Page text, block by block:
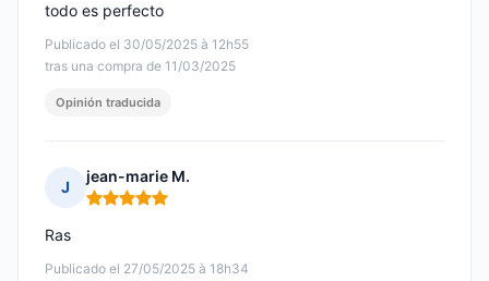
Publicado el 30/05/2025 à 12h55
tras una compra de 11/03/2025
todo es perfecto
Opinión traducida
J
jean-marie M.
Nota: 5 de 5
Publicado el 27/05/2025 à 18h34
Ras